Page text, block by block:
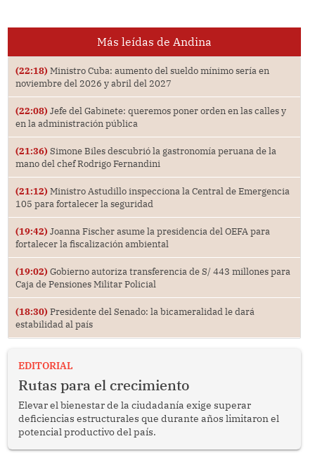
Más leídas de Andina
(22:18) Ministro Cuba: aumento del sueldo mínimo sería en
noviembre del 2026 y abril del 2027
(22:08) Jefe del Gabinete: queremos poner orden en las calles y
en la administración pública
(21:36) Simone Biles descubrió la gastronomía peruana de la
mano del chef Rodrigo Fernandini
(21:12) Ministro Astudillo inspecciona la Central de Emergencia
105 para fortalecer la seguridad
(19:42) Joanna Fischer asume la presidencia del OEFA para
fortalecer la fiscalización ambiental
(19:02) Gobierno autoriza transferencia de S/ 443 millones para
Caja de Pensiones Militar Policial
(18:30) Presidente del Senado: la bicameralidad le dará
estabilidad al país
EDITORIAL
Rutas para el crecimiento
Elevar el bienestar de la ciudadanía exige superar
deficiencias estructurales que durante años limitaron el
potencial productivo del país.